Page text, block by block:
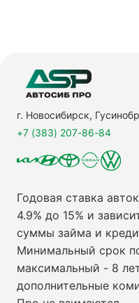
г. Новосибирск,
+7 (383) 207-86-84
Годовая ставка
4.9% до 15% и
суммы займа и
Минимальный срок
максимальный - 8
дополнительные